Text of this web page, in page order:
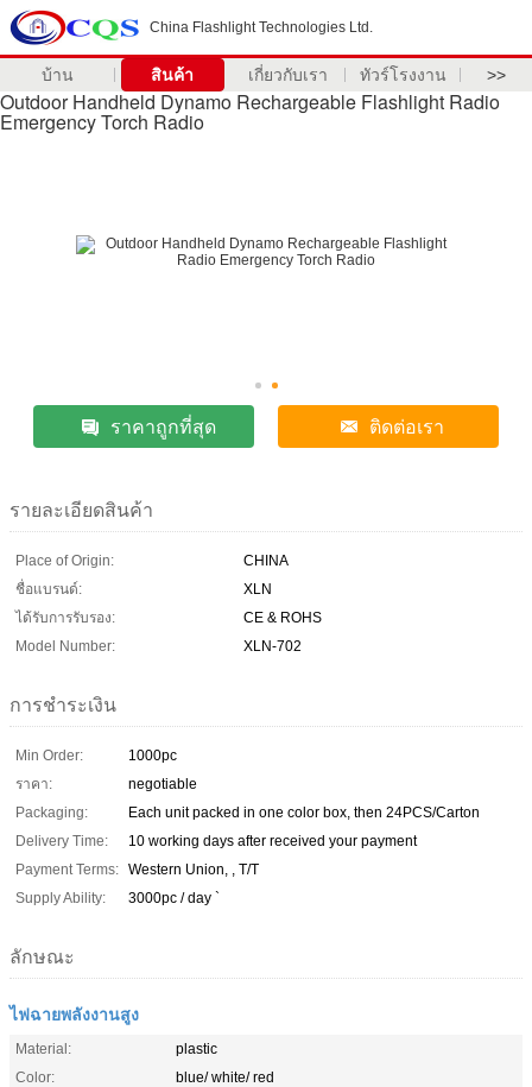
China Flashlight Technologies Ltd.
บ้าน สินค้า เกี่ยวกับเรา ทัวร์โรงงาน >>
Outdoor Handheld Dynamo Rechargeable Flashlight Radio
Emergency Torch Radio
ราคาถูกที่สุด ติดต่อเรา
รายละเอียดสินค้า
Place of Origin:
CHINA
ชื่อแบรนด์:
XLN
ได้รับการรับรอง:
CE & ROHS
Model Number:
XLN-702
การชำระเงิน
Min Order:
1000pc
ราคา:
negotiable
Packaging:
Each unit packed in one color box, then 24PCS/Carton
Delivery Time:
10 working days after received your payment
Payment Terms: Western Union, , T/T
Supply Ability:
3000pc / day `
ลักษณะ
ไฟฉายพลังงานสูง
Material:
plastic
Color:
blue/ white/ red